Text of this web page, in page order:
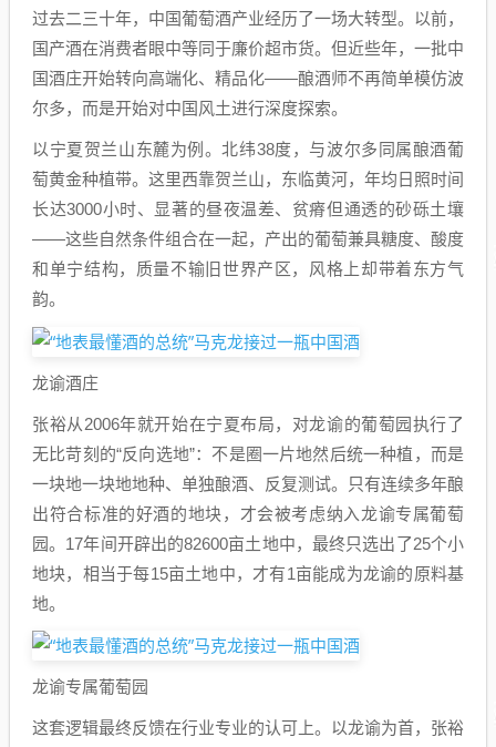
过去二三十年，中国葡萄酒产业经历了一场大转型。以前，
国产酒在消费者眼中等同于廉价超市货。但近些年，一批中
国酒庄开始转向高端化、精品化——酿酒师不再简单模仿波
尔多，而是开始对中国风土进行深度探索。
以宁夏贺兰山东麓为例。北纬38度，与波尔多同属酿酒葡
萄黄金种植带。这里西靠贺兰山，东临黄河，年均日照时间
长达3000小时、显著的昼夜温差、贫瘠但通透的砂砾土壤
——这些自然条件组合在一起，产出的葡萄兼具糖度、酸度
和单宁结构，质量不输旧世界产区，风格上却带着东方气
韵。
龙谕酒庄
张裕从2006年就开始在宁夏布局，对龙谕的葡萄园执行了
无比苛刻的“反向选地”：不是圈一片地然后统一种植，而是
一块地一块地地种、单独酿酒、反复测试。只有连续多年酿
出符合标准的好酒的地块，才会被考虑纳入龙谕专属葡萄
园。17年间开辟出的82600亩土地中，最终只选出了25个小
地块，相当于每15亩土地中，才有1亩能成为龙谕的原料基
地。
龙谕专属葡萄园
这套逻辑最终反馈在行业专业的认可上。以龙谕为首，张裕